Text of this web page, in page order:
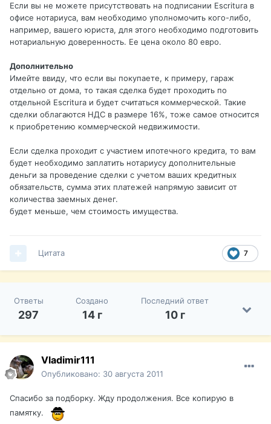
Если вы не можете присутствовать на подписании Escritura в
офисе нотариуса, вам необходимо уполномочить кого-либо,
например, вашего юриста, для этого необходимо подготовить
нотариальную доверенность. Ее цена около 80 евро.
Дополнительно
Имейте ввиду, что если вы покупаете, к примеру, гараж
отдельно от дома, то такая сделка будет проходить по
отдельной Escritura и будет считаться коммерческой. Такие
сделки облагаются НДС в размере 16%, тоже самое относится
к приобретению коммерческой недвижимости.
Если сделка проходит с участием ипотечного кредита, то вам
будет необходимо заплатить нотариусу дополнительные
деньги за проведение сделки с учетом ваших кредитных
обязательств, сумма этих платежей напрямую зависит от
количества заемных денег.
будет меньше, чем стоимость имущества.
7
Цитата
Ответы
297
Создано
14 г
Последний ответ
10 г
Vladimir111
Опубликовано: 30 августа 2011
Спасибо за подборку. Жду продолжения. Все копирую в
памятку.